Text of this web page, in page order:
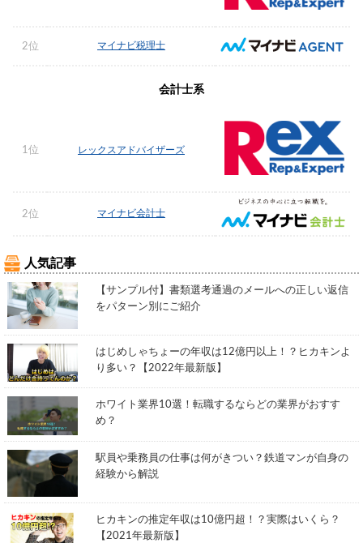
2位 マイナビ税理士
会計士系
1位 レックスアドバイザーズ
2位 マイナビ会計士
人気記事
【サンプル付】書類選考通過のメールへの正しい返信
をパターン別にご紹介
はじめしゃちょーの年収は12億円以上！？ヒカキンよ
り多い？【2022年最新版】
ホワイト業界10選！転職するならどの業界がおすす
め？
駅員や乗務員の仕事は何がきつい？鉄道マンが自身の
経験から解説
ヒカキンの推定年収は10億円超！？実際はいくら？
【2021年最新版】